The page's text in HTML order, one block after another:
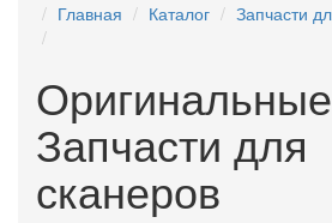
Главная Каталог Запчасти
Оригинальные
Запчасти для
сканеров